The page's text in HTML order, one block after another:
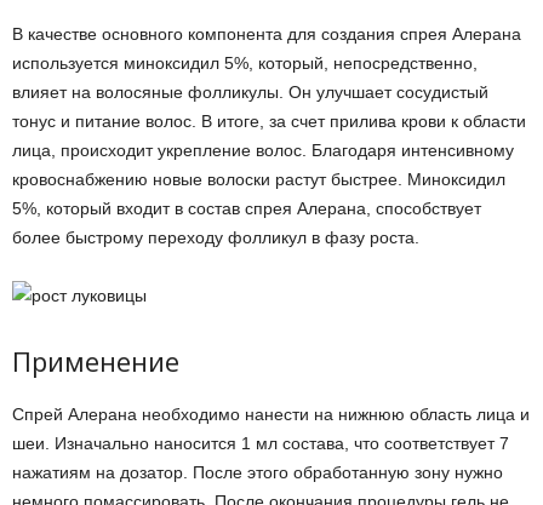
В качестве основного компонента для создания спрея Алерана
используется миноксидил 5%, который, непосредственно,
влияет на волосяные фолликулы. Он улучшает сосудистый
тонус и питание волос. В итоге, за счет прилива крови к области
лица, происходит укрепление волос. Благодаря интенсивному
кровоснабжению новые волоски растут быстрее. Миноксидил
5%, который входит в состав спрея Алерана, способствует
более быстрому переходу фолликул в фазу роста.
Применение
Спрей Алерана необходимо нанести на нижнюю область лица и
шеи. Изначально наносится 1 мл состава, что соответствует 7
нажатиям на дозатор. После этого обработанную зону нужно